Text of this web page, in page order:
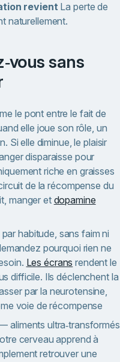
revient La perte de
naturellement.
le pont entre le fait de
elle joue son rôle, un
Si elle diminue, le plaisir
disparaisse pour
riche en graisses
de la récompense du
manger et dopamine
habitude, sans faim ni
pourquoi rien ne
Les écrans rendent le
difficile. Ils déclenchent la
par la neurotensine,
voie de récompense
aliments ultra‑transformés
cerveau apprend à
retrouver une